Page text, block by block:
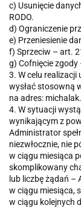
c) Usunięcie
RODO.
d) Ograniczenie
e) Przeniesienie
f) Sprzeciw – art.
g) Cofnięcie zgody
3. W celu
wysłać stosowną
na adres:
4. W sytuacji
wynikającym z
Administrator
niezwłocznie, nie
w ciągu miesiąca
skomplikowany
lub liczbę żądań –
w ciągu miesiąca,
w ciągu kolejnych